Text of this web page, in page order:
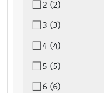
2 (2)
3 (3)
4 (4)
5 (5)
6 (6)